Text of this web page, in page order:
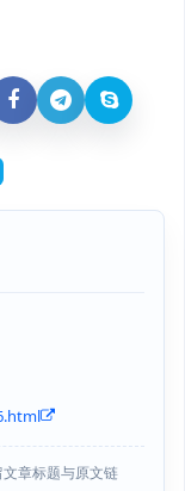
章标题与原文链